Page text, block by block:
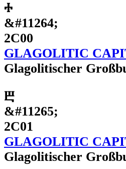
Ⰰ
&#11264;
2C00
GLAGOLITIC
Glagolitischer
Ⰱ
&#11265;
2C01
GLAGOLITIC
Glagolitischer